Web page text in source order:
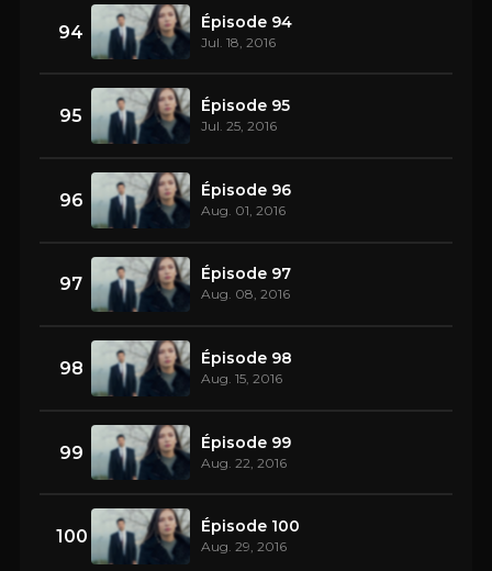
94 Épisode 94
Jul. 18, 2016
95 Épisode 95
Jul. 25, 2016
96 Épisode 96
Aug. 01, 2016
97 Épisode 97
Aug. 08, 2016
98 Épisode 98
Aug. 15, 2016
99 Épisode 99
Aug. 22, 2016
100 Épisode 100
Aug. 29, 2016